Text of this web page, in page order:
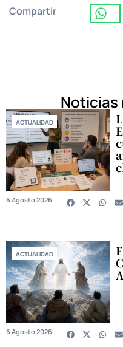
Compartir
Noticias
ACTUALIDAD
6 Agosto 2026
ACTUALIDAD
6 Agosto 2026